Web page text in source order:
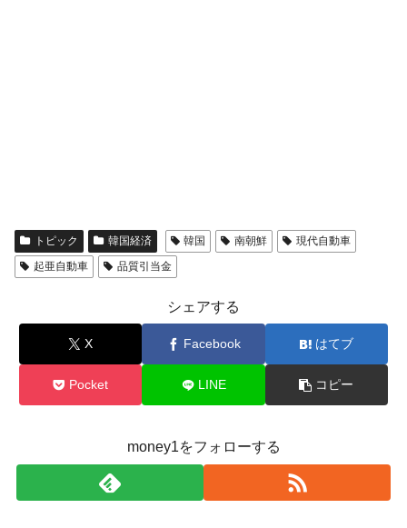
トピック 韓国経済 韓国 南朝鮮
現代自動車
起亜自動車
品質引当金
シェアする
X Facebook はてブ
Pocket LINE コピー
money1をフォローする